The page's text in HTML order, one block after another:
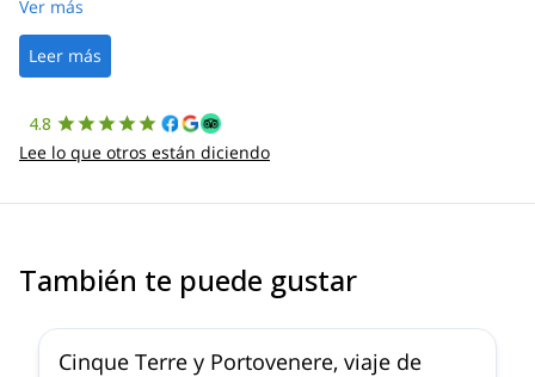
the platform.
Ver más
Leer más
4.8
Lee lo que otros están diciendo
También te puede gustar
Cinque Terre y Portovenere, viaje de